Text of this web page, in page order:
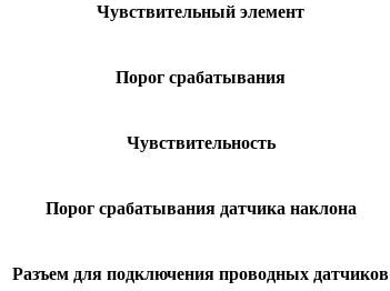
Чувствительный элемент
Порог срабатывания
Чувствительность
Порог срабатывания датчика наклона
Разъем для подключения проводных датчиков